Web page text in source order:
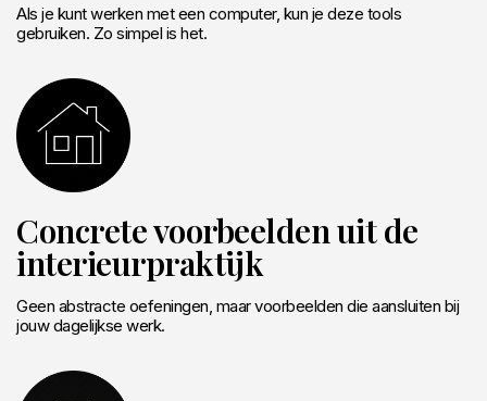
Als je kunt werken met een computer, kun je deze tools
gebruiken. Zo simpel is het.
Concrete voorbeelden uit de
interieurpraktijk
Geen abstracte oefeningen, maar voorbeelden die aansluiten bij
jouw dagelijkse werk.